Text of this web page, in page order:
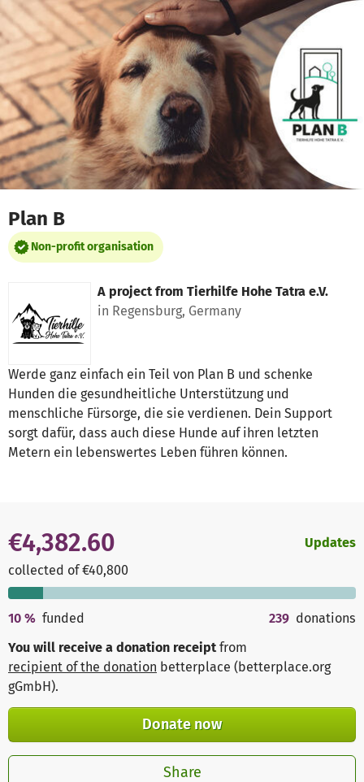
Skip to main content
Show accessibility statement
Plan B
Non-profit organisation
A project from Tierhilfe Hohe Tatra e.V.
in Regensburg, Germany
Werde ganz einfach ein Teil von Plan B und schenke
Hunden die gesundheitliche Unterstützung und
menschliche Fürsorge, die sie verdienen. Dein Support
sorgt dafür, dass auch diese Hunde auf ihren letzten
Metern ein lebenswertes Leben führen können.
€4,382.60
collected of €40,800
Updates
10 % funded 239 donations
You will receive a donation receipt from
recipient of the donation betterplace (betterplace.org
gGmbH).
Donate now
Share